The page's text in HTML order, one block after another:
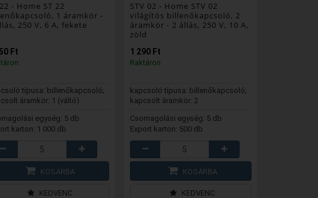
- Home ST 22
1 áramkör -
250 V, 6 A, fekete
Ft
típusa: billenőkapcsoló;
áramkör: 1 (váltó)
egység: 5 db
karton: 1 000 db
KOSÁRBA
KEDVENC
STV 02 - Home STV 02
világítós billenőkapcsoló, 2
áramkör - 2 állás, 250 V, 10 A,
zöld
1 290 Ft
Raktáron
kapcsoló típusa: billenőkapcsoló;
kapcsolt áramkör: 2
Csomagolási egység: 5 db
Export karton: 500 db
KOSÁRBA
KEDVENC